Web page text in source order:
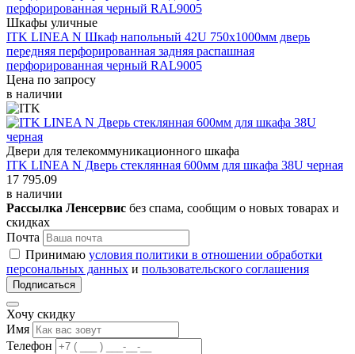
Шкафы уличные
ITK LINEA N Шкаф напольный 42U 750х1000мм дверь
передняя перфорированная задняя распашная
перфорированная черный RAL9005
Цена по запросу
в наличии
Двери для телекоммуникационного шкафа
ITK LINEA N Дверь стеклянная 600мм для шкафа 38U черная
17 795.09
в наличии
Рассылка Ленсервис без спама, сообщим о новых товарах и
скидках
Почта
Принимаю условия политики в отношении обработки
персональных данных и пользовательского соглашения
Подписаться
Хочу скидку
Имя
Телефон